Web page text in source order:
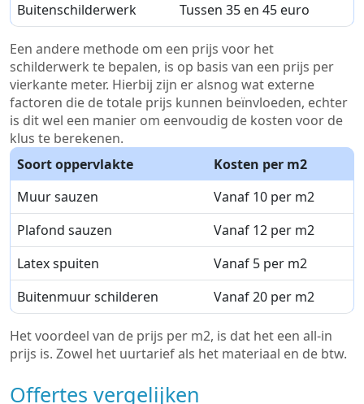
Buitenschilderwerk
Tussen 35 en 45 euro
Een andere methode om een prijs voor het
schilderwerk te bepalen, is op basis van een prijs per
vierkante meter. Hierbij zijn er alsnog wat externe
factoren die de totale prijs kunnen beïnvloeden, echter
is dit wel een manier om eenvoudig de kosten voor de
klus te berekenen.
Soort oppervlakte
Kosten per m2
Muur sauzen
Vanaf 10 per m2
Plafond sauzen
Vanaf 12 per m2
Latex spuiten
Vanaf 5 per m2
Buitenmuur schilderen
Vanaf 20 per m2
Het voordeel van de prijs per m2, is dat het een all-in
prijs is. Zowel het uurtarief als het materiaal en de btw.
Offertes vergelijken